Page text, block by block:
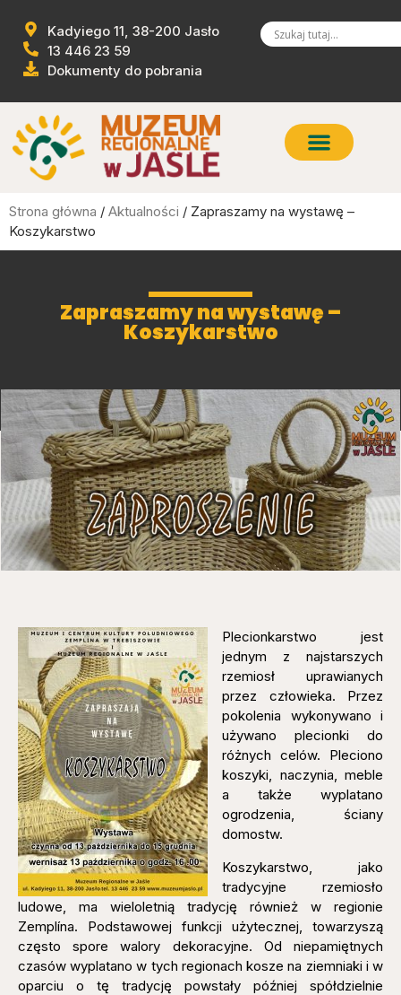
Kadyiego 11, 38-200 Jasło
13 446 23 59
Dokumenty do pobrania
Strona główna / Aktualności / Zapraszamy na wystawę –
Koszykarstwo
Zapraszamy na wystawę –
Koszykarstwo
Plecionkarstwo jest
jednym z najstarszych
rzemiosł uprawianych
przez człowieka. Przez
pokolenia wykonywano i
używano plecionki do
różnych celów. Pleciono
koszyki, naczynia, meble
a także wyplatano
ogrodzenia, ściany
domostw.
Koszykarstwo, jako
tradycyjne rzemiosło
ludowe, ma wieloletnią tradycję również w regionie
Zemplína. Podstawowej funkcji użytecznej, towarzyszą
często spore walory dekoracyjne. Od niepamiętnych
czasów wyplatano w tych regionach kosze na ziemniaki i w
oparciu o tę tradycję powstały później spółdzielnie